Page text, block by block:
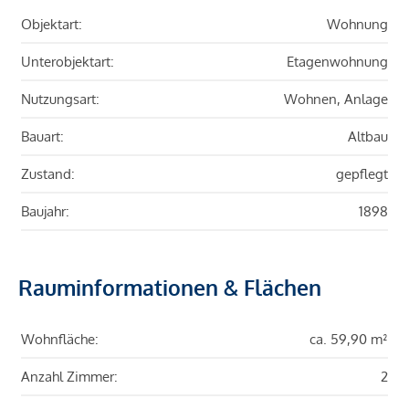
Objektart: Wohnung
Unterobjektart: Etagenwohnung
Nutzungsart: Wohnen, Anlage
Bauart: Altbau
Zustand: gepflegt
Baujahr: 1898
Rauminformationen & Flächen
Wohnfläche: ca. 59,90 m²
Anzahl Zimmer: 2